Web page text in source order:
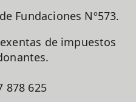
Fundaciones Nº573.
de impuestos
878 625